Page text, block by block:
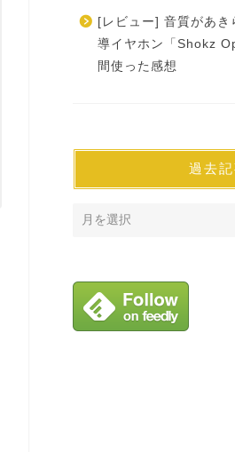
[レビュー] 音質があき
導イヤホン「Shokz
間使った感想
過去